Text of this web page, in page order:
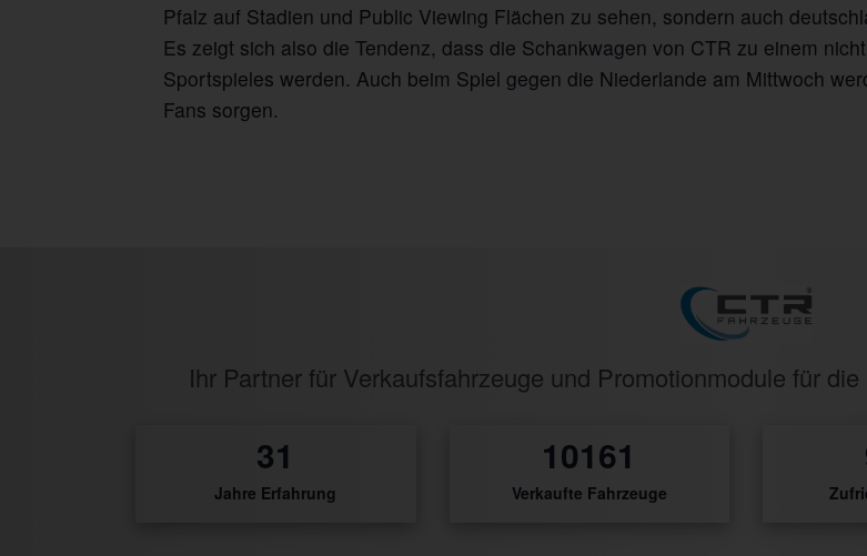
Pfalz auf Stadien und Public Viewing Flächen zu sehen, sondern auch
Es zeigt sich also die Tendenz, dass die Schankwagen von CTR zu einem
Sportspieles werden. Auch beim Spiel gegen die Niederlande am Mittwoch
Fans sorgen.
Ihr Partner für Verkaufsfahrzeuge und Promotionmodule für
1
Jahre Erfahrung
571
Verkaufte Fahrzeuge